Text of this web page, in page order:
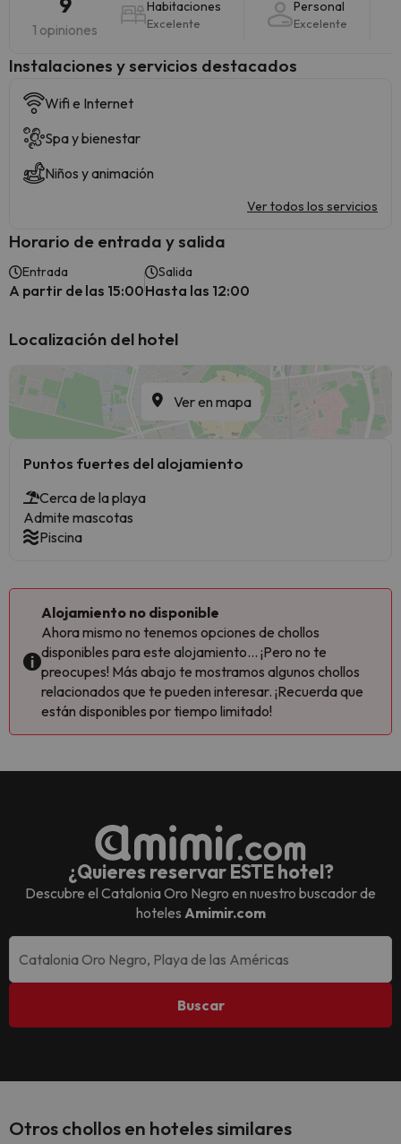
1 opiniones
Habitaciones
Excelente
Personal
Excelente
Instalaciones y servicios destacados
Wifi e Internet
Spa y bienestar
Niños y animación
Ver todos los servicios
Horario de entrada y salida
Entrada
A partir de las 15:00
Salida
Hasta las 12:00
Localización del hotel
Ver en mapa
Puntos fuertes del alojamiento
Cerca de la playa
Admite mascotas
Piscina
Alojamiento no disponible
Ahora mismo no tenemos opciones de chollos
disponibles para este alojamiento... ¡Pero no te
preocupes! Más abajo te mostramos algunos chollos
relacionados que te pueden interesar. ¡Recuerda que
están disponibles por tiempo limitado!
¿Quieres reservar ESTE hotel?
Descubre el Catalonia Oro Negro en nuestro buscador de
hoteles Amimir.com
Buscar
Otros chollos en hoteles similares